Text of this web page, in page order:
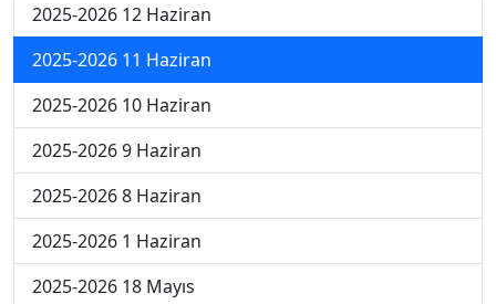
2025-2026 12 Haziran
2025-2026 11 Haziran
2025-2026 10 Haziran
2025-2026 9 Haziran
2025-2026 8 Haziran
2025-2026 1 Haziran
2025-2026 18 Mayıs